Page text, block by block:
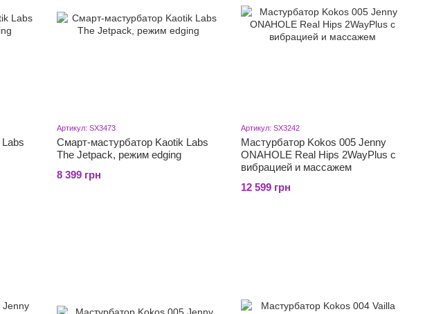
Артикул: SX3473
Смарт-мастурбатор Kaotik Labs
The Jetpack, режим edging
8 399 грн
Артикул: SX3242
Мастурбатор Kokos 005 Jenny
ONAHOLE Real Hips 2WayPlus с
вибрацией и массажем
12 599 грн